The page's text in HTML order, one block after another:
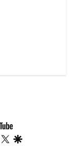
youtube-
footer
facebook
twitter